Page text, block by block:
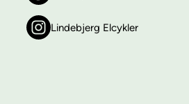
Lindebjerg Elcykler